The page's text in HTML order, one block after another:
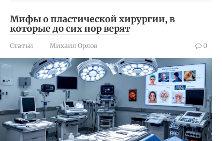
Мифы о пластической хирургии, в
которые до сих пор верят
Статьи Михаил Орлов 0